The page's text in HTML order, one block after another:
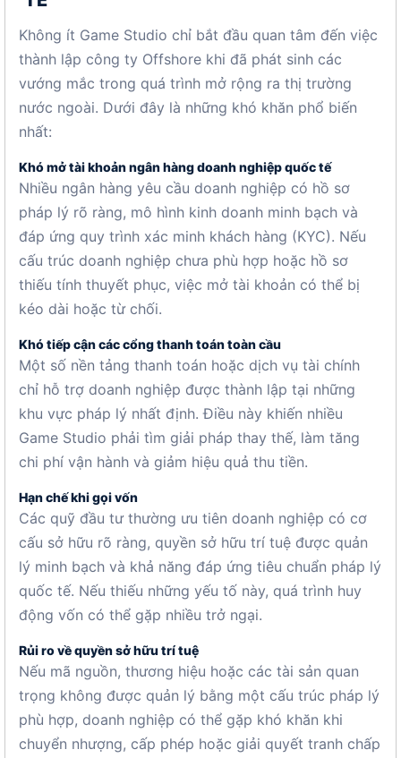
Không ít Game Studio chỉ bắt đầu quan tâm đến việc
thành lập công ty Offshore khi đã phát sinh các
vướng mắc trong quá trình mở rộng ra thị trường
nước ngoài. Dưới đây là những khó khăn phổ biến
nhất:
Khó mở tài khoản ngân hàng doanh nghiệp quốc tế
Nhiều ngân hàng yêu cầu doanh nghiệp có hồ sơ
pháp lý rõ ràng, mô hình kinh doanh minh bạch và
đáp ứng quy trình xác minh khách hàng (KYC). Nếu
cấu trúc doanh nghiệp chưa phù hợp hoặc hồ sơ
thiếu tính thuyết phục, việc mở tài khoản có thể bị
kéo dài hoặc từ chối.
Khó tiếp cận các cổng thanh toán toàn cầu
Một số nền tảng thanh toán hoặc dịch vụ tài chính
chỉ hỗ trợ doanh nghiệp được thành lập tại những
khu vực pháp lý nhất định. Điều này khiến nhiều
Game Studio phải tìm giải pháp thay thế, làm tăng
chi phí vận hành và giảm hiệu quả thu tiền.
Hạn chế khi gọi vốn
Các quỹ đầu tư thường ưu tiên doanh nghiệp có cơ
cấu sở hữu rõ ràng, quyền sở hữu trí tuệ được quản
lý minh bạch và khả năng đáp ứng tiêu chuẩn pháp lý
quốc tế. Nếu thiếu những yếu tố này, quá trình huy
động vốn có thể gặp nhiều trở ngại.
Rủi ro về quyền sở hữu trí tuệ
Nếu mã nguồn, thương hiệu hoặc các tài sản quan
trọng không được quản lý bằng một cấu trúc pháp lý
phù hợp, doanh nghiệp có thể gặp khó khăn khi
chuyển nhượng, cấp phép hoặc giải quyết tranh chấp